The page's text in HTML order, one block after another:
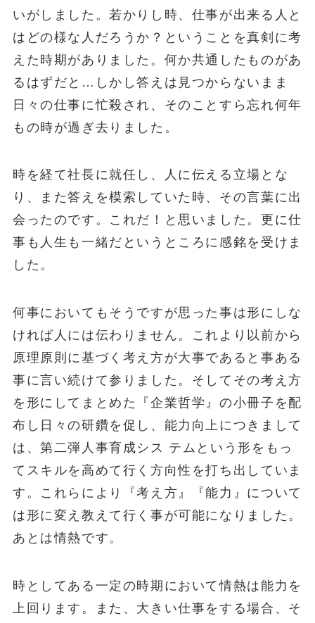
いがしました。若かりし時、仕事が出来る人と
はどの様な人だろうか？ということを真剣に考
えた時期がありました。何か共通したものがあ
るはずだと…しかし答えは見つからないまま
日々の仕事に忙殺され、そのことすら忘れ何年
もの時が過ぎ去りました。
時を経て社長に就任し、人に伝える立場とな
り、また答えを模索していた時、その言葉に出
会ったのです。これだ！と思いました。更に仕
事も人生も一緒だというところに感銘を受けま
した。
何事においてもそうですが思った事は形にしな
ければ人には伝わりません。これより以前から
原理原則に基づく考え方が大事であると事ある
事に言い続けて参りました。そしてその考え方
を形にしてまとめた『企業哲学』の小冊子を配
布し日々の研鑽を促し、能力向上につきまして
は、第二弾人事育成シス テムという形をもっ
てスキルを高めて行く方向性を打ち出していま
す。これらにより『考え方』『能力』について
は形に変え教えて行く事が可能になりました。
あとは情熱です。
時としてある一定の時期において情熱は能力を
上回ります。また、大きい仕事をする場合、そ